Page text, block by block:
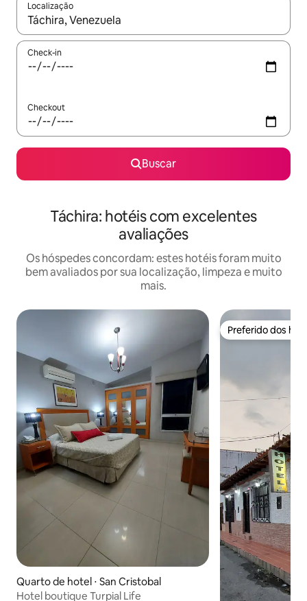
Localização
Quando os resultados estiverem disponíveis, explore-os
Check-in
Checkout
Buscar
Táchira: hotéis com excelentes
avaliações
Os hóspedes concordam: estes hotéis foram muito
bem avaliados por sua localização, limpeza e muito
mais.
Quarto de hotel ⋅ San Cristobal
Hotel boutique Turpial Life
Preferido dos
Preferido dos